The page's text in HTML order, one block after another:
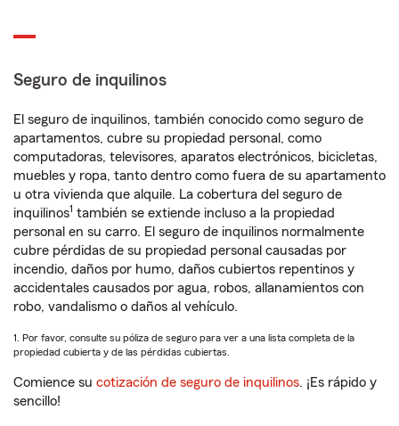
Seguro de inquilinos
El seguro de inquilinos, también conocido como seguro de
apartamentos, cubre su propiedad personal, como
computadoras, televisores, aparatos electrónicos, bicicletas,
muebles y ropa, tanto dentro como fuera de su apartamento
u otra vivienda que alquile. La cobertura del seguro de
inquilinos1 también se extiende incluso a la propiedad
personal en su carro. El seguro de inquilinos normalmente
cubre pérdidas de su propiedad personal causadas por
incendio, daños por humo, daños cubiertos repentinos y
accidentales causados por agua, robos, allanamientos con
robo, vandalismo o daños al vehículo.
1. Por favor, consulte su póliza de seguro para ver a una lista completa de la
propiedad cubierta y de las pérdidas cubiertas.
Comience su cotización de seguro de inquilinos. ¡Es rápido y
sencillo!